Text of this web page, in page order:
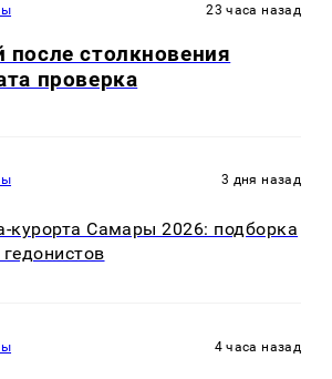
23 часа назад
после столкновения
проверка
3 дня назад
курорта Самары 2026: подборка
4 часа назад